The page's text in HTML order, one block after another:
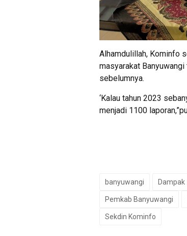
Alhamdulillah, Kominfo
masyarakat
sebelumnya.
‘Kalau tahun 2023
menjadi 1100
banyuwangi Dampak
Pemkab Banyuwangi
Sekdin Kominfo